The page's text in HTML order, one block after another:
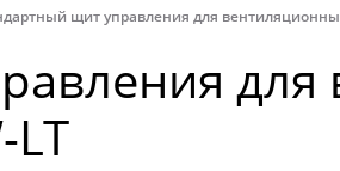
щит управления для
LT